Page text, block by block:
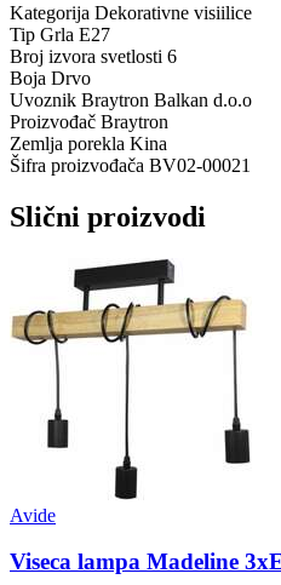
Kategorija Dekorativne visiilice
Tip Grla E27
Broj izvora svetlosti 6
Boja Drvo
Uvoznik Braytron Balkan d.o.o
Proizvođač Braytron
Zemlja porekla Kina
Šifra proizvođača BV02-00021
Slični proizvodi
Avide
Viseca lampa Madeline